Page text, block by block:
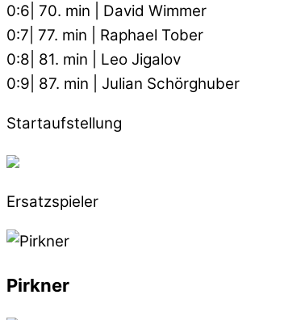
0:6| 70. min | David Wimmer
0:7| 77. min | Raphael Tober
0:8| 81. min | Leo Jigalov
0:9| 87. min | Julian Schörghuber
Startaufstellung
Ersatzspieler
Pirkner